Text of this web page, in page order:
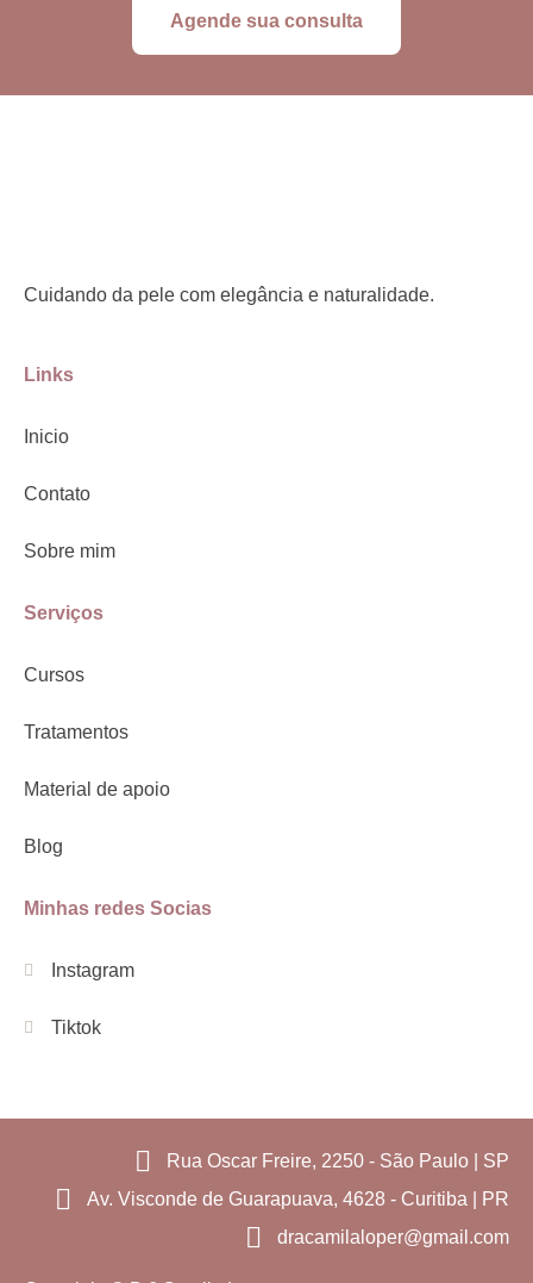
Agende sua consulta
Cuidando da pele com elegância e naturalidade.
Links
Inicio
Contato
Sobre mim
Serviços
Cursos
Tratamentos
Material de apoio
Blog
Minhas redes Socias
Instagram
Tiktok
Rua Oscar Freire, 2250 - São Paulo | SP
Av. Visconde de Guarapuava, 4628 - Curitiba | PR
dracamilaloper@gmail.com